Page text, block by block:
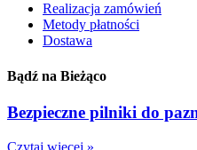
Realizacja zamówień
Metody płatności
Dostawa
Bądź na Bieżąco
Bezpieczne pilniki do
Czytaj więcej »